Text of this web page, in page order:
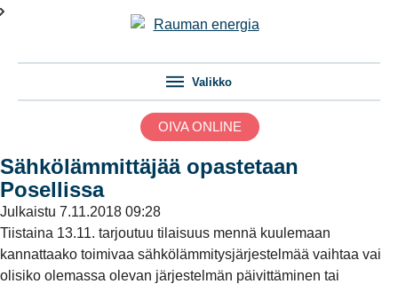
Valikko
OIVA ONLINE
Sähkölämmittäjää opastetaan
Posellissa
Julkaistu 7.11.2018 09:28
Tiistaina 13.11. tarjoutuu tilaisuus mennä kuulemaan
kannattaako toimivaa sähkölämmitysjärjestelmää vaihtaa vai
olisiko olemassa olevan järjestelmän päivittäminen tai